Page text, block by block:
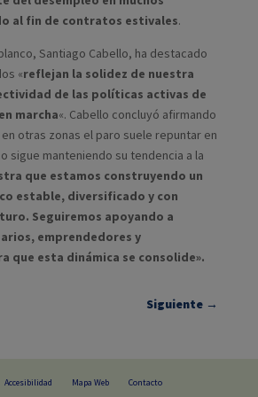
al fin de contratos estivales.
Santiago Cabello, ha destacado
«reflejan la solidez de nuestra
de las políticas activas de
marcha«. Cabello concluyó afirmando
otras zonas el paro suele repuntar en
sigue manteniendo su tendencia a la
que estamos construyendo un
estable, diversificado y con
Seguiremos apoyando a
emprendedores y
que esta dinámica se consolide».
Siguiente →
Accesibilidad Mapa Web Contacto